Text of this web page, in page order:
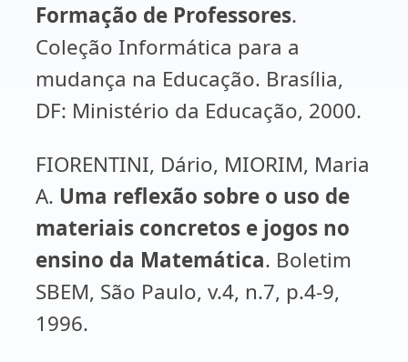
Formação de Professores.
Coleção Informática para a
mudança na Educação. Brasília,
DF: Ministério da Educação, 2000.
FIORENTINI, Dário, MIORIM, Maria
A. Uma reflexão sobre o uso de
materiais concretos e jogos no
ensino da Matemática. Boletim
SBEM, São Paulo, v.4, n.7, p.4-9,
1996.